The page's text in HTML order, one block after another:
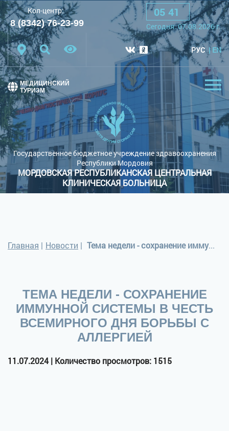
Шрифт: A A A
Цветовая схема: Черная схема
Обычный сайт
Кол-центр:
8 (8342) 76-23-99
05 41
Сегодня:07.08.2026г.
РУС EN
Государственное бюджетное учреждение здравоохранения
Республики Мордовия
МОРДОВСКАЯ РЕСПУБЛИКАНСКАЯ ЦЕНТРАЛЬНАЯ
КЛИНИЧЕСКАЯ БОЛЬНИЦА
МЕДИЦИНСКИЙ
ТУРИЗМ
Главная | Новости | Тема недели - сохранение иммунной системы в честь Всемирного дня борьбы с аллергией
ТЕМА НЕДЕЛИ - СОХРАНЕНИЕ
ИММУННОЙ СИСТЕМЫ В ЧЕСТЬ
ВСЕМИРНОГО ДНЯ БОРЬБЫ С
АЛЛЕРГИЕЙ
11.07.2024 | Количество просмотров: 1515